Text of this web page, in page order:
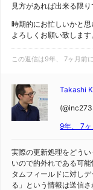
見方があれば出来る限
時期的にお忙しいかと思
よろしくお願い致します
この返信は9年、 7ヶ月前に
Takashi
9年、 7
実際の更新処理をどう
いので的外れである可
タムフィールドに対し
る」という情報は送信